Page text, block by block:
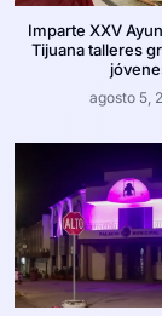
Imparte XXV
Tijuana talleres
agosto 5,